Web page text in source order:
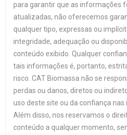
para garantir que as informações
atualizadas, não oferecemos
qualquer tipo, expressas ou
integridade, adequação ou
conteúdo exibido. Qualquer
tais informações é, portanto,
risco. CAT Biomassa não se
perdas ou danos, diretos ou
uso deste site ou da confiança
Além disso, nos reservamos o
conteúdo a qualquer momento,